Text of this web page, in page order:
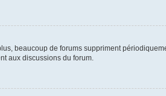
beaucoup de forums suppriment
aux discussions du forum.